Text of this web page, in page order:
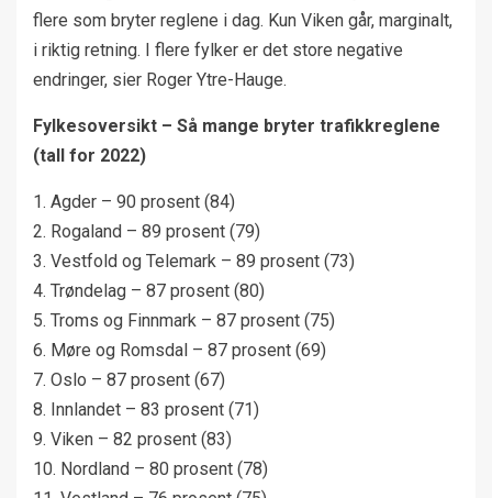
flere som bryter reglene i dag. Kun Viken går, marginalt,
i riktig retning. I flere fylker er det store negative
endringer, sier Roger Ytre-Hauge.
Fylkesoversikt – Så mange bryter trafikkreglene
(tall for 2022)
1. Agder – 90 prosent (84)
2. Rogaland – 89 prosent (79)
3. Vestfold og Telemark – 89 prosent (73)
4. Trøndelag – 87 prosent (80)
5. Troms og Finnmark – 87 prosent (75)
6. Møre og Romsdal – 87 prosent (69)
7. Oslo – 87 prosent (67)
8. Innlandet – 83 prosent (71)
9. Viken – 82 prosent (83)
10. Nordland – 80 prosent (78)